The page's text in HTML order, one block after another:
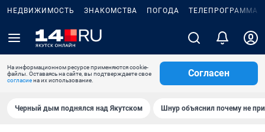
НЕДВИЖИМОСТЬ ЗНАКОМСТВА ПОГОДА ТЕЛЕПРОГРАММА
На информационном ресурсе применяются cookie-
файлы. Оставаясь на сайте, вы подтверждаете свое
согласиена их использование.
Согласен
Черный дым поднялся над Якутском Шнур объяснил почему не